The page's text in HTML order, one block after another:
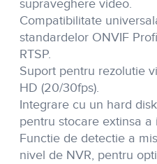
supraveghere video.
Compatibilitate
standardelor ONVIF
RTSP.
Suport pentru rezolutie
HD (20/30fps).
Integrare cu un hard
pentru stocare extinsa a
Functie de detectie a
nivel de NVR, pentru